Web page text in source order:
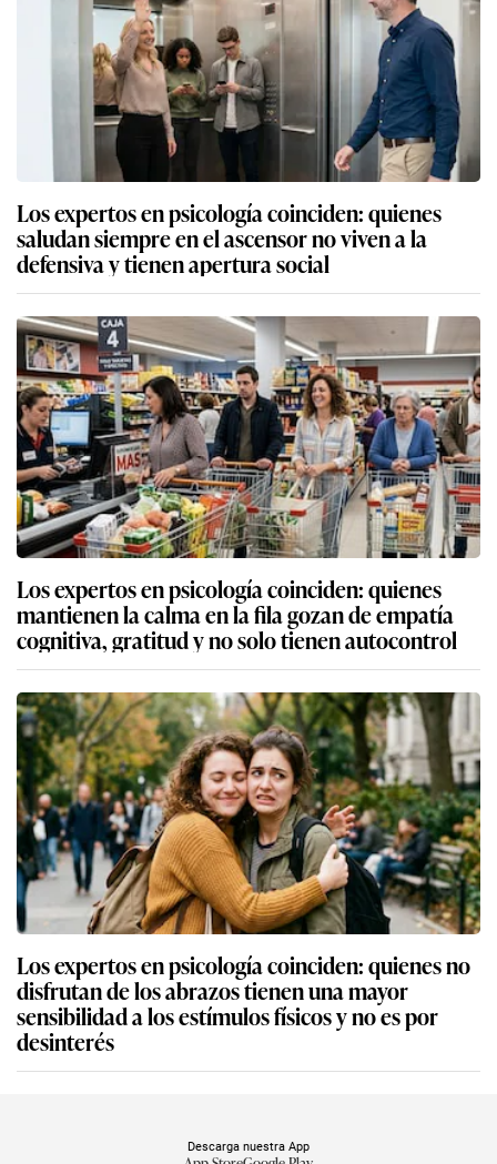
Los expertos en psicología coinciden: quienes
saludan siempre en el ascensor no viven a la
defensiva y tienen apertura social
Los expertos en psicología coinciden: quienes
mantienen la calma en la fila gozan de empatía
cognitiva, gratitud y no solo tienen autocontrol
Los expertos en psicología coinciden: quienes no
disfrutan de los abrazos tienen una mayor
sensibilidad a los estímulos físicos y no es por
desinterés
Descarga nuestra App